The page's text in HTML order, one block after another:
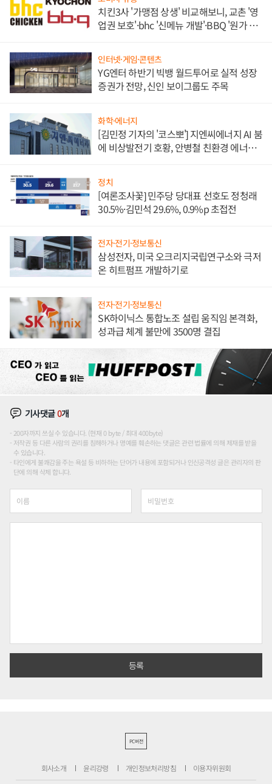
치킨3사 '가맹점 상생' 비교해보니, 교촌 '영
업권 보호'·bhc '신메뉴 개발'·BBQ '원가 부
인터넷·게임·콘텐츠
YG엔터 하반기 빅뱅 월드투어로 실적 성장
증권가 전망, 신인 보이그룹도 주목
화학·에너지
[김민정 기자의 '코스뽀'] 지엔씨에너지 AI 붐
에 비상발전기 호황, 안병철 친환경 에너지
정치
[여론조사꽃] 민주당 당대표 선호도 정청래
30.5%·김민석 29.6%, 0.9%p 초접전
전자·전기·정보통신
삼성전자, 미국 오크리지국립연구소와 극저
온 히트펌프 개발하기로
전자·전기·정보통신
SK하이닉스 통합노조 설립 움직임 본격화,
성과급 체계 불만에 3500명 결집
기사댓글0개
200자까지 쓰실 수 있습니다. (현재 0 byte / 최대 400byte)
저작권 등 다른 사람의 권리를 침해하거나 명예를 훼손하는 댓글은 관련 법률에 의해 제재를 받을
수 있습니다.
타인에게 불쾌감을 주는 욕설 등 비하하는 단어가 내용에 포함되거나 인신공격성 글은 관리자의 판
단에 의해 삭제 합니다.
PC버전
회사소개 윤리강령 개인정보처리방침 이용자위원회